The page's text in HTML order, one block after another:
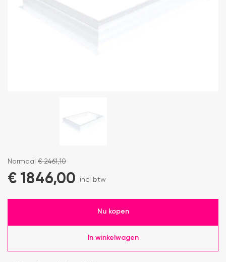
Normaal €2461,10
€ 1846,00 incl btw
Nu kopen
In winkelwagen